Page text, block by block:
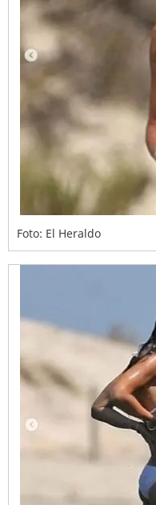
Foto: El Heraldo